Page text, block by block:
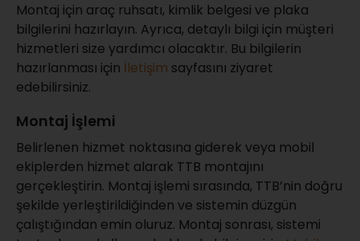
Montaj için araç ruhsatı, kimlik belgesi ve plaka
bilgilerini hazırlayın. Ayrıca, detaylı bilgi için müşteri
hizmetleri size yardımcı olacaktır. Bu bilgilerin
hazırlanması için İletişim sayfasını ziyaret
edebilirsiniz.
Montaj İşlemi
Belirlenen hizmet noktasına giderek veya mobil
ekiplerden hizmet alarak TTB montajını
gerçekleştirin. Montaj işlemi sırasında, TTB’nin doğru
şekilde yerleştirildiğinden ve sistemin düzgün
çalıştığından emin oluruz. Montaj sonrası, sistemi